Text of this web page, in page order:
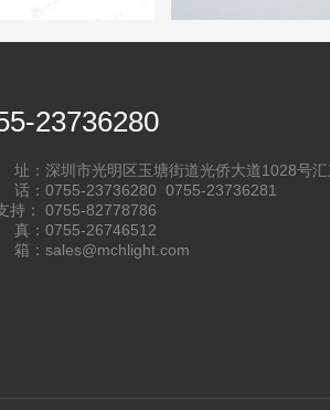
23736280
深圳市光明区玉塘街道光侨大道1028号汇
：0755-23736280 0755-23736281
持： 0755-82778786
：0755-26746512
：sales@mchlight.com